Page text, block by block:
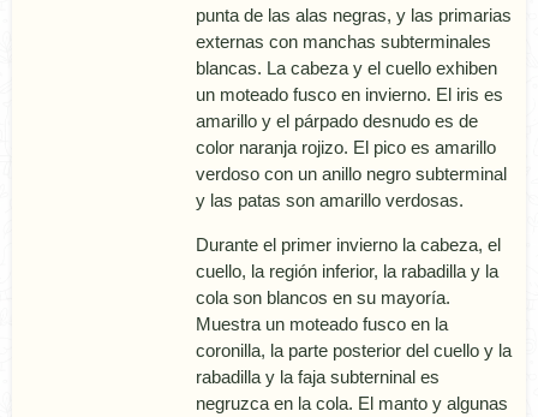
punta de las alas negras, y las primarias
externas con manchas subterminales
blancas. La cabeza y el cuello exhiben
un moteado fusco en invierno. El iris es
amarillo y el párpado desnudo es de
color naranja rojizo. El pico es amarillo
verdoso con un anillo negro subterminal
y las patas son amarillo verdosas.
Durante el primer invierno la cabeza, el
cuello, la región inferior, la rabadilla y la
cola son blancos en su mayorí­a.
Muestra un moteado fusco en la
coronilla, la parte posterior del cuello y la
rabadilla y la faja subterninal es
negruzca en la cola. El manto y algunas